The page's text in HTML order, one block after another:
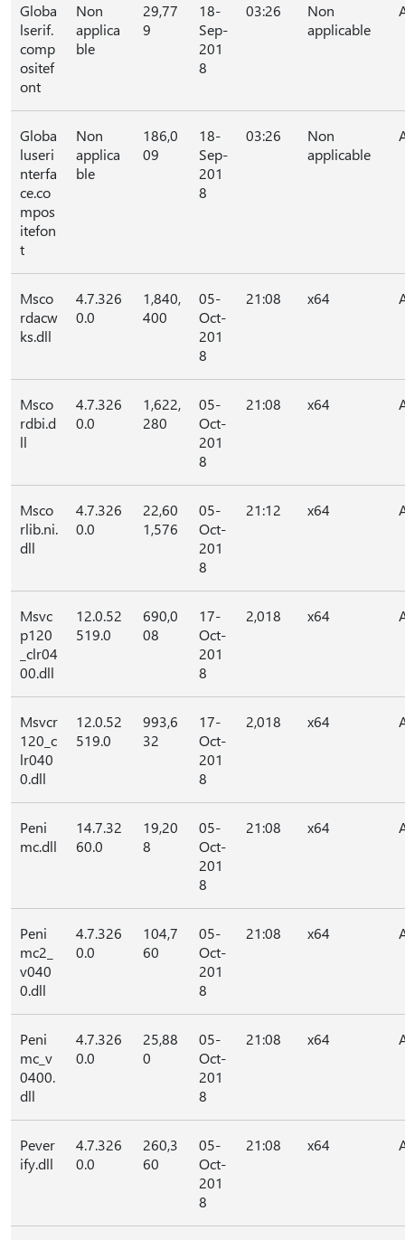
Globa
lserif.
comp
ositef
ont
Non
applica
ble
29,77
9
18-
Sep-
201
8
03:26
Non
applicable
Globa
luseri
nterfa
ce.co
mpos
itefon
t
Non
applica
ble
186,0
09
18-
Sep-
201
8
03:26
Non
applicable
Msco
rdacw
ks.dll
4.7.326
0.0
1,840,
400
05-
Oct-
201
8
21:08 x64
Msco
rdbi.d
ll
4.7.326
0.0
1,622,
280
05-
Oct-
201
8
21:08 x64
Msco
rlib.ni.
dll
4.7.326
0.0
22,60
1,576
05-
Oct-
201
8
21:12 x64
Msvc
p120
_clr04
00.dll
12.0.52
519.0
690,0
08
17-
Oct-
201
8
2,018 x64
Msvcr
120_c
lr040
0.dll
12.0.52
519.0
993,6
32
17-
Oct-
201
8
2,018 x64
Peni
mc.dll
14.7.32
60.0
19,20
8
05-
Oct-
201
8
21:08 x64
Peni
mc2_
v040
0.dll
4.7.326
0.0
104,7
60
05-
Oct-
201
8
21:08 x64
Peni
mc_v
0400.
dll
4.7.326
0.0
25,88
0
05-
Oct-
201
8
21:08 x64
Pever
ify.dll
4.7.326
0.0
260,3
60
05-
Oct-
201
8
21:08 x64